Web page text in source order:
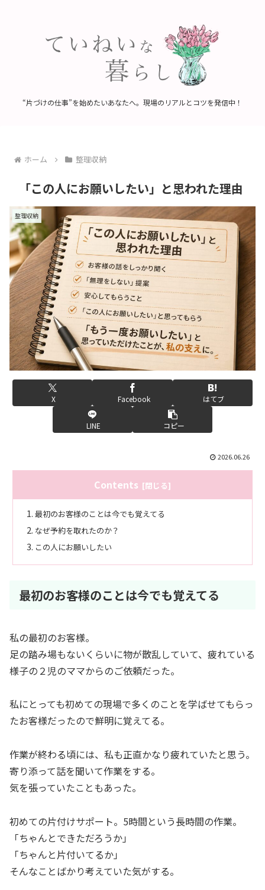
“片づけの仕事”を始めたいあなたへ。現場のリアルとコツを発信中！
ホーム 整理収納
「この人にお願いしたい」と思われた理由
整理収納
X Facebook はてブ
LINE コピー
2026.06.26
Contents
最初のお客様のことは今でも覚えてる
なぜ予約を取れたのか？
この人にお願いしたい
最初のお客様のことは今でも覚えてる
私の最初のお客様。
足の踏み場もないくらいに物が散乱していて、疲れている
様子の２児のママからのご依頼だった。
私にとっても初めての現場で多くのことを学ばせてもらっ
たお客様だったので鮮明に覚えてる。
作業が終わる頃には、私も正直かなり疲れていたと思う。
寄り添って話を聞いて作業をする。
気を張っていたこともあった。
初めての片付けサポート。5時間という長時間の作業。
「ちゃんとできただろうか」
「ちゃんと片付いてるか」
そんなことばかり考えていた気がする。